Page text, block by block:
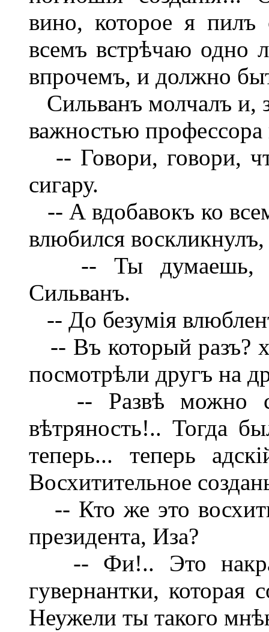
вино, которое я
всемъ встрѣчаю одно
впрочемъ, и должно
Сильванъ молчалъ и,
важностью профессора
-- Говори, говори,
сигару.
-- А вдобавокъ ко
влюбился
-- Ты думаешь,
Сильванъ.
-- До безумія
-- Въ который разъ?
посмотрѣли другъ на
-- Развѣ можно
вѣтряность!.. Тогда
теперь... теперь
Восхитительное
-- Кто же это
президента, Иза?
-- Фи!.. Это
гувернантки, которая
Неужели ты такого